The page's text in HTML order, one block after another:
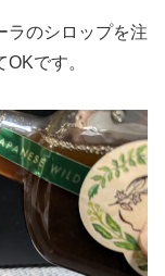
ラのシロップを注
です。